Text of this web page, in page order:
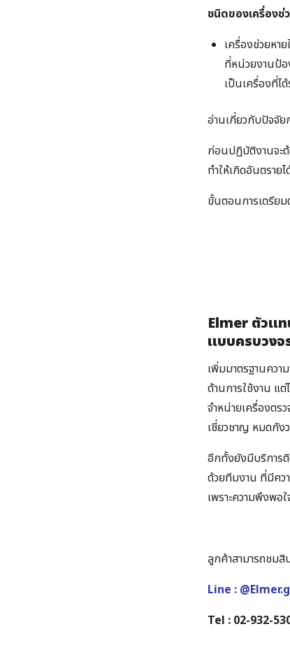
ชนิดของเครื่องช่
เครื่องช่วยหา
ที่หน่วยงานป้
เป็นเครื่องที่ไ
อ่านเกี่ยวกับปัจจัย
ก่อนปฏิบัติงานจะ
ทำให้เกิดอันตรา
ขั้นตอนการเตรียม
Elmer ตัวแ
แบบครบวงจ
เพิ่มมาตรฐานคว
ด้านการใช้งาน แต่
จำหน่ายเครื่องตร
เชี่ยวชาญ หมดกัง
อีกทั้งยังมีบริการ
ด้วยทีมงาน ที่มีคว
เพราะความพึงพอ
ลูกค้าสามารถชม
Line :
Tel : 02-932-